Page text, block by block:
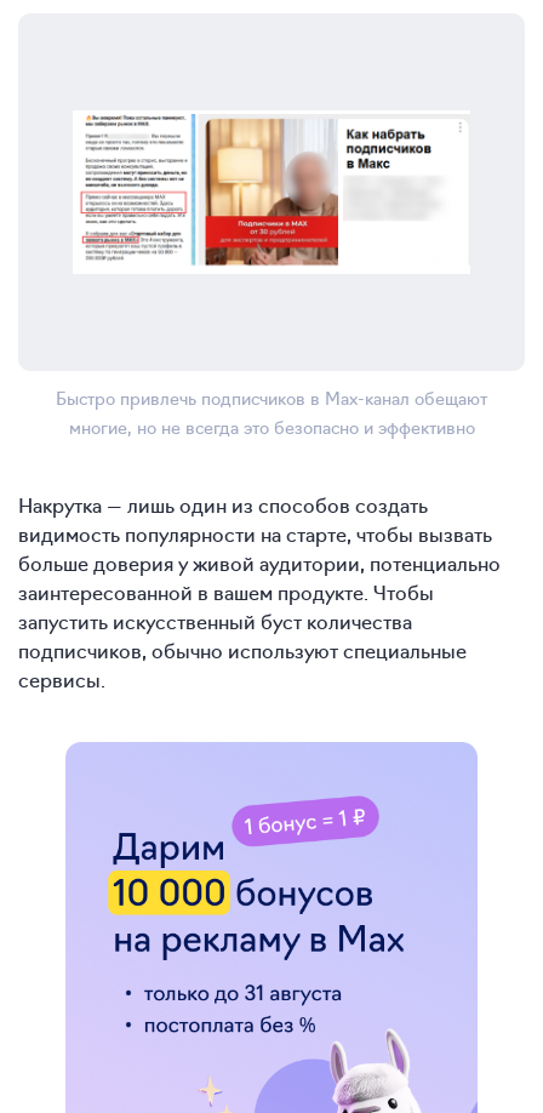
Быстро привлечь подписчиков в Max-канал обещают
многие, но не всегда это безопасно и эффективно
Накрутка — лишь один из способов создать
видимость популярности на старте, чтобы вызвать
больше доверия у живой аудитории, потенциально
заинтересованной в вашем продукте. Чтобы
запустить искусственный буст количества
подписчиков, обычно используют специальные
сервисы.